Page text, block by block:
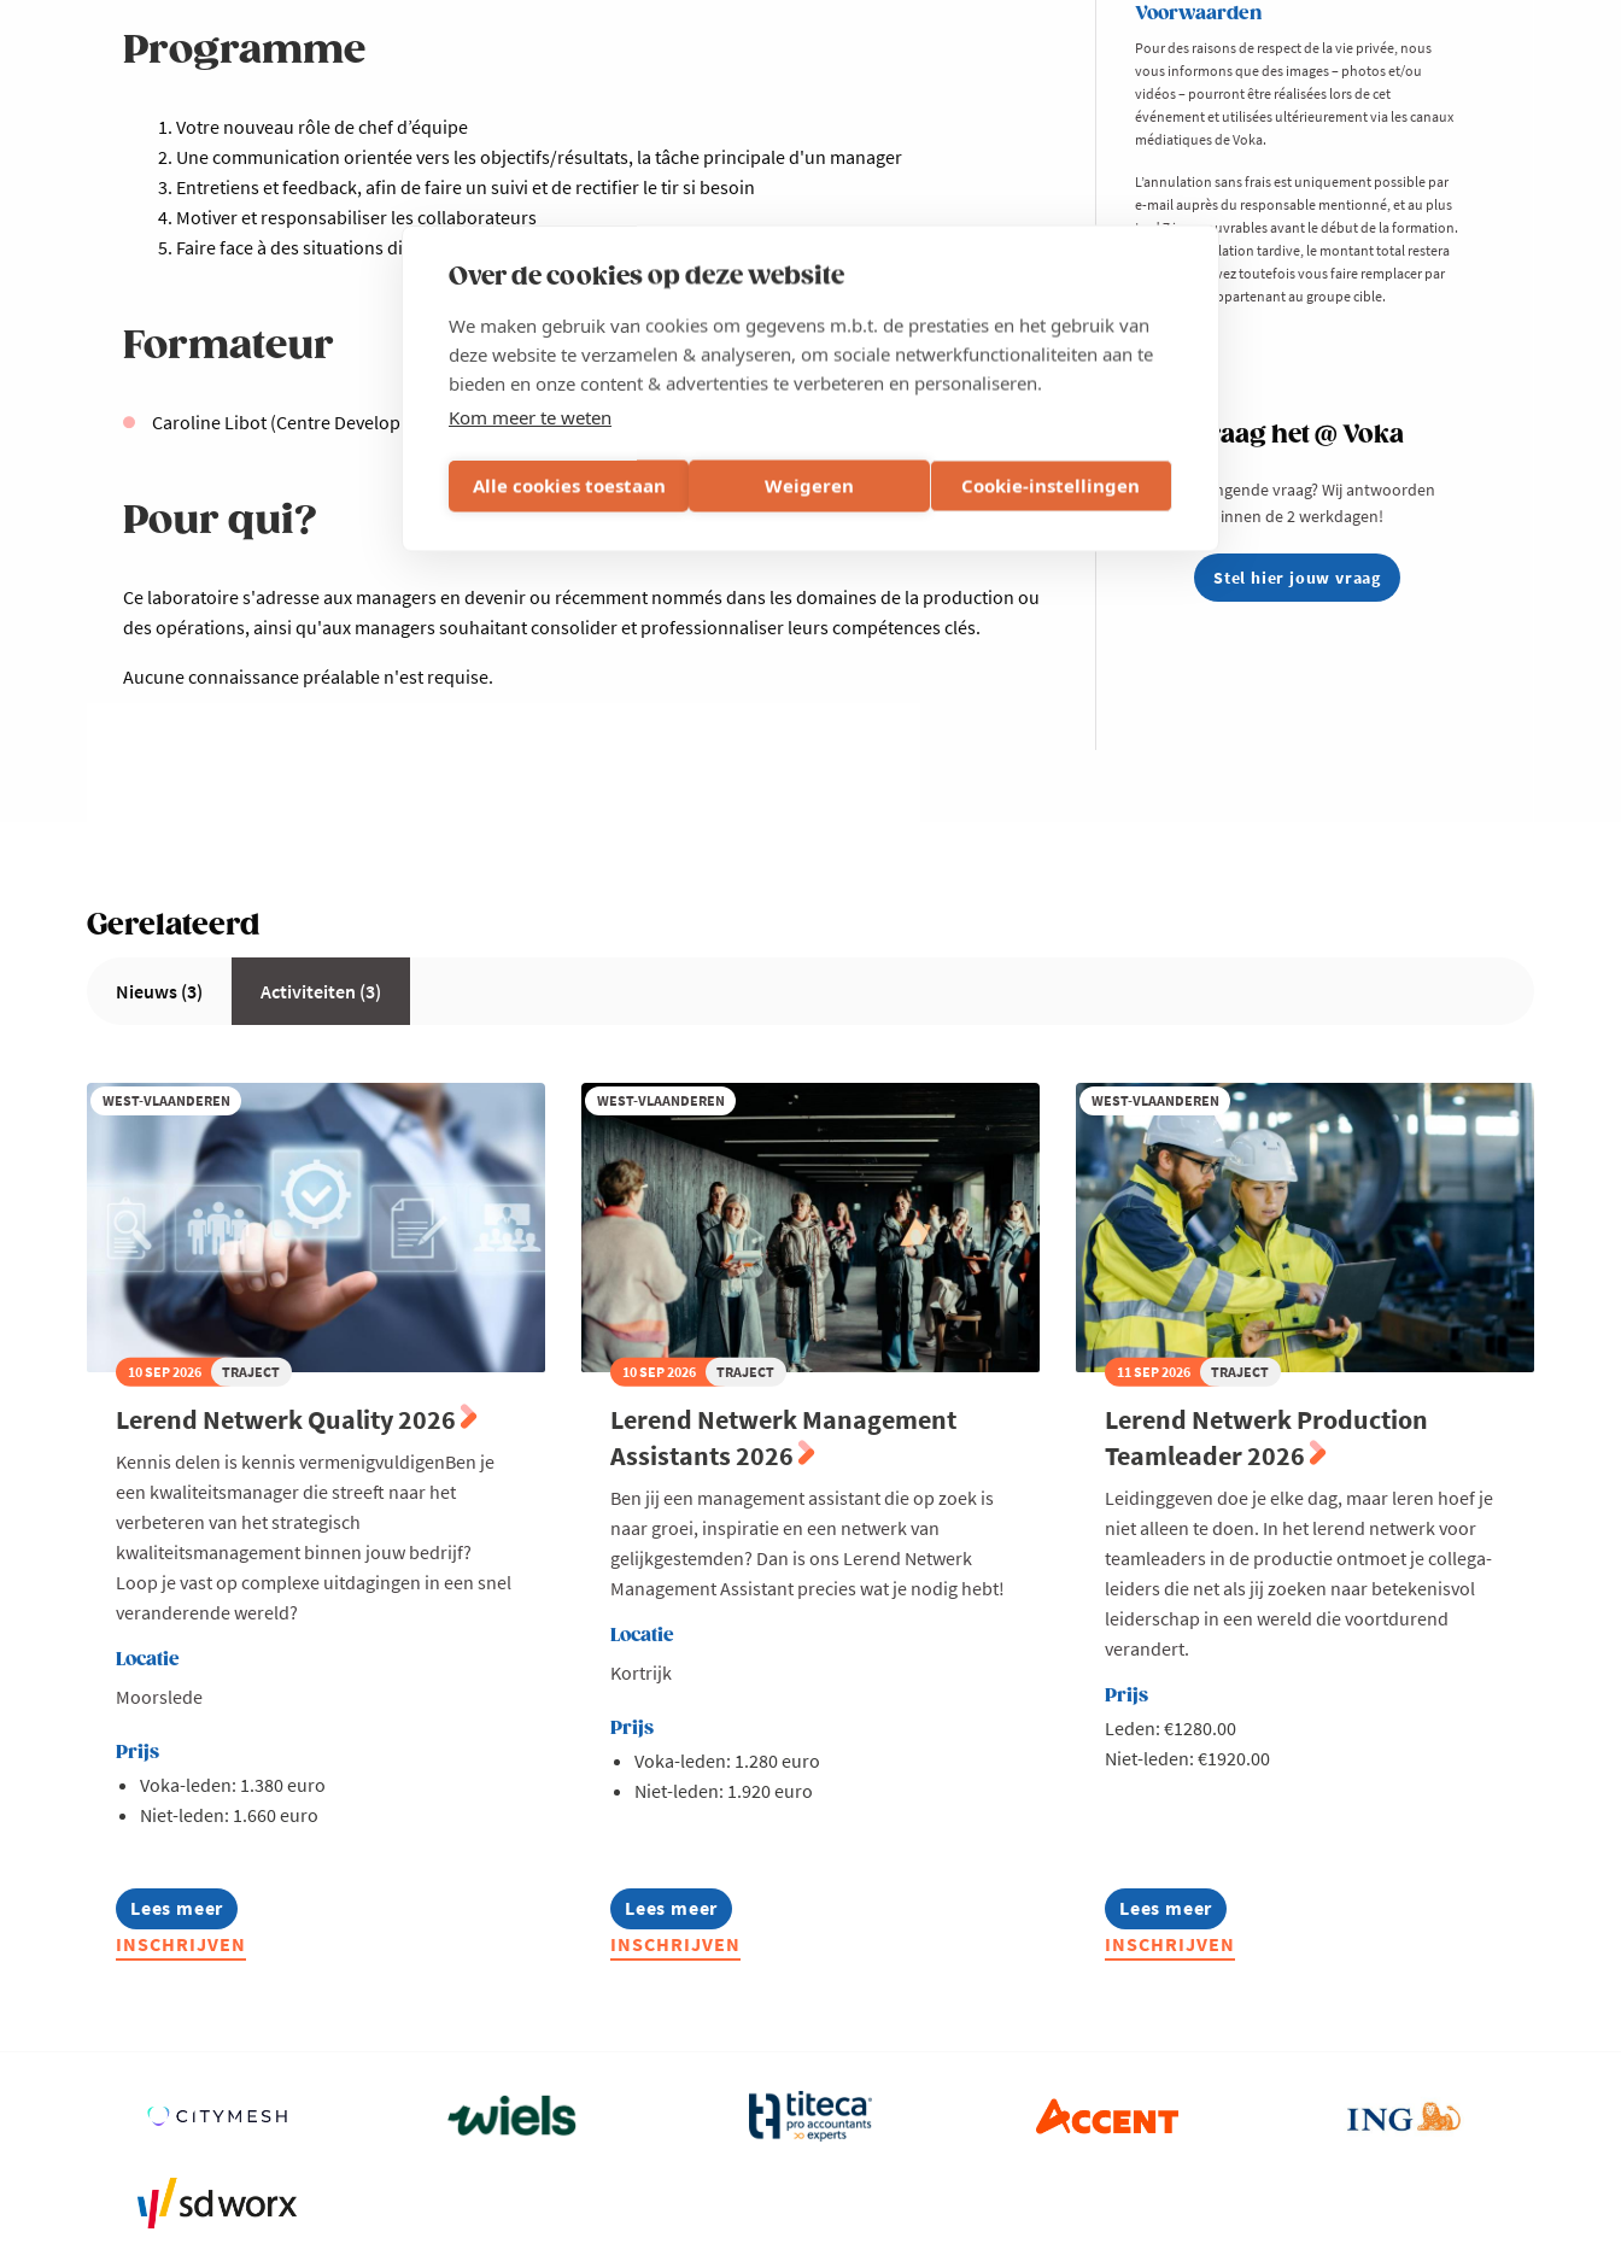
Over de cookies op deze website
We maken gebruik van cookies om gegevens m.b.t. de prestaties en het gebruik van
deze website te verzamelen & analyseren, om sociale netwerkfunctionaliteiten aan te
bieden en onze content & advertenties te verbeteren en personaliseren.
Kom meer te weten
Alle cookies toestaan Weigeren Cookie-instellingen
Programme
Votre nouveau rôle de chef d’équipe
Une communication orientée vers les objectifs/résultats, la tâche principale d'un manager
Entretiens et feedback, afin de faire un suivi et de rectifier le tir si besoin
Motiver et responsabiliser les collaborateurs
Faire face à des situations difficiles et gérer les résistances
Formateur
Caroline Libot (Centre Development)
Pour qui?
Ce laboratoire s'adresse aux managers en devenir ou récemment nommés dans les domaines de la production ou
des opérations, ainsi qu'aux managers souhaitant consolider et professionnaliser leurs compétences clés.
Aucune connaissance préalable n'est requise.
Voorwaarden
Pour des raisons de respect de la vie privée, nous
vous informons que des images – photos et/ou
vidéos – pourront être réalisées lors de cet
événement et utilisées ultérieurement via les canaux
médiatiques de Voka.
L’annulation sans frais est uniquement possible par
e-mail auprès du responsable mentionné, et au plus
tard 7 jours ouvrables avant le début de la formation.
En cas d’annulation tardive, le montant total restera
dû. Vous pouvez toutefois vous faire remplacer par
un collègue appartenant au groupe cible.
Vraag het @ Voka
Een prangende vraag? Wij antwoorden
binnen de 2 werkdagen!
Stel hier jouw vraag
Gerelateerd
Nieuws (3) Activiteiten (3)
WEST-VLAANDEREN
10 SEP 2026 TRAJECT
Lerend Netwerk Quality 2026
Kennis delen is kennis vermenigvuldigenBen je
een kwaliteitsmanager die streeft naar het
verbeteren van het strategisch
kwaliteitsmanagement binnen jouw bedrijf?
Loop je vast op complexe uitdagingen in een snel
veranderende wereld?
Locatie
Moorslede
Prijs
Voka-leden: 1.380 euro
Niet-leden: 1.660 euro
Lees meer
about
Lerend
Netwerk
INSCHRIJVEN
WEST-VLAANDEREN
10 SEP 2026 TRAJECT
Lerend Netwerk Management
Assistants 2026
Ben jij een management assistant die op zoek is
naar groei, inspiratie en een netwerk van
gelijkgestemden? Dan is ons Lerend Netwerk
Management Assistant precies wat je nodig hebt!
Locatie
Kortrijk
Prijs
Voka-leden: 1.280 euro
Niet-leden: 1.920 euro
Lees meer
about
Lerend
Netwerk
INSCHRIJVEN
WEST-VLAANDEREN
11 SEP 2026 TRAJECT
Lerend Netwerk Production
Teamleader 2026
Leidinggeven doe je elke dag, maar leren hoef je
niet alleen te doen. In het lerend netwerk voor
teamleaders in de productie ontmoet je collega-
leiders die net als jij zoeken naar betekenisvol
leiderschap in een wereld die voortdurend
verandert.
Prijs
Leden: €1280.00
Niet-leden: €1920.00
Lees meer
about
Lerend
Netwerk
INSCHRIJVEN